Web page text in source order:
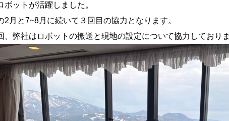
ボットが活躍しました。
2月と7~8月に続いて３回目の協力となります。
、弊社はロボットの搬送と現地の設定について協力しておりま